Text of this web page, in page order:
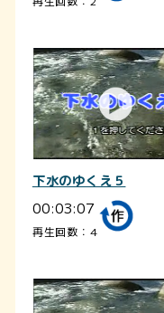
下水のゆくえ５
00:03:07
再生回数：4